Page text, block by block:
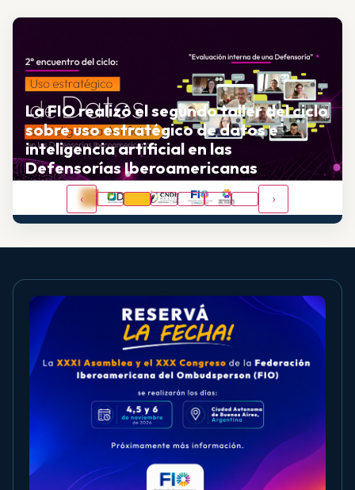
La FIO realizó el segundo taller del ciclo
sobre uso estratégico de datos e
inteligencia artificial en las
Defensorías Iberoamericanas
‹ ›